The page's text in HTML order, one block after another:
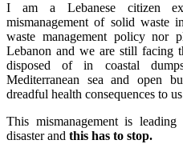
I am a Lebanese citizen
mismanagement of solid
waste management policy nor
Lebanon and we are still facing
disposed of in coastal
Mediterranean sea and open
dreadful health consequences to
This mismanagement is
disaster and this has to stop.